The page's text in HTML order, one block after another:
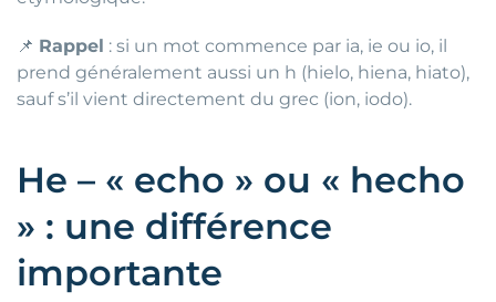
📌 Rappel : si un mot commence par ia, ie ou io, il
prend généralement aussi un h (hielo, hiena, hiato),
sauf s’il vient directement du grec (ion, iodo).
He – « echo » ou « hecho
» : une différence
importante